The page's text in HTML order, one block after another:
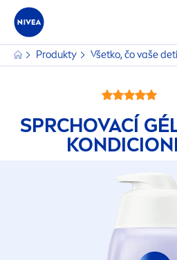
Produkty Všetko, čo vaše
SPRCHOVACÍ